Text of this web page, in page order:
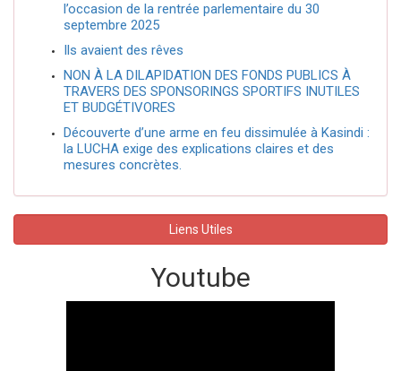
l’occasion de la rentrée parlementaire du 30
septembre 2025
Ils avaient des rêves
NON À LA DILAPIDATION DES FONDS PUBLICS À
TRAVERS DES SPONSORINGS SPORTIFS INUTILES
ET BUDGÉTIVORES
Découverte d’une arme en feu dissimulée à Kasindi :
la LUCHA exige des explications claires et des
mesures concrètes.
Liens Utiles
Youtube